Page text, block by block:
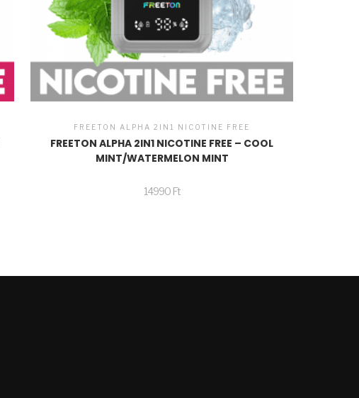
FREETON ALPHA 2IN1 NICOTINE FREE
FREETON ALPHA 2IN1 NICOTINE FREE – COOL
MINT/WATERMELON MINT
14990 Ft